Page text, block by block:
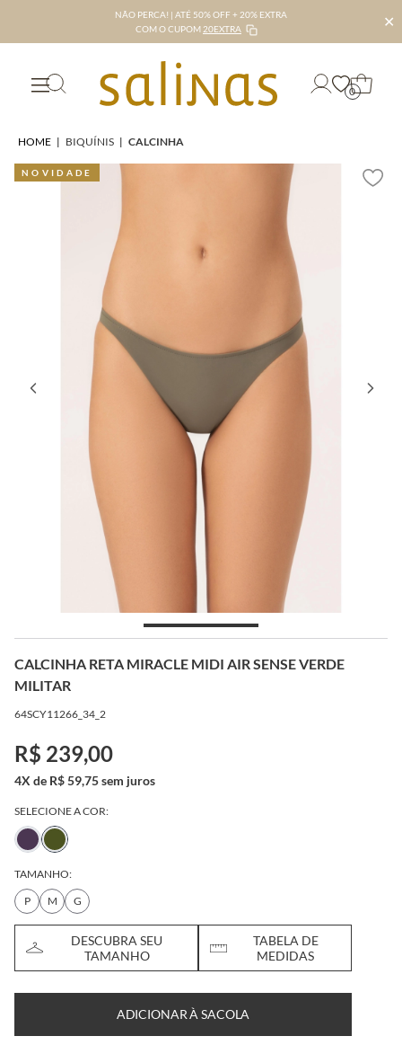
NÃO PERCA! | ATÉ 50% OFF + 20% EXTRA
COM O CUPOM 20EXTRA ✕
0
HOME | BIQUÍNIS | CALCINHA
NOVIDADE
CALCINHA RETA MIRACLE MIDI AIR SENSE VERDE
MILITAR
64SCY11266_34_2
R$ 239,00
4X de R$ 59,75 sem juros
SELECIONE A COR:
TAMANHO:
P
M G
DESCUBRA SEU
TAMANHO
TABELA DE
MEDIDAS
ADICIONAR À SACOLA